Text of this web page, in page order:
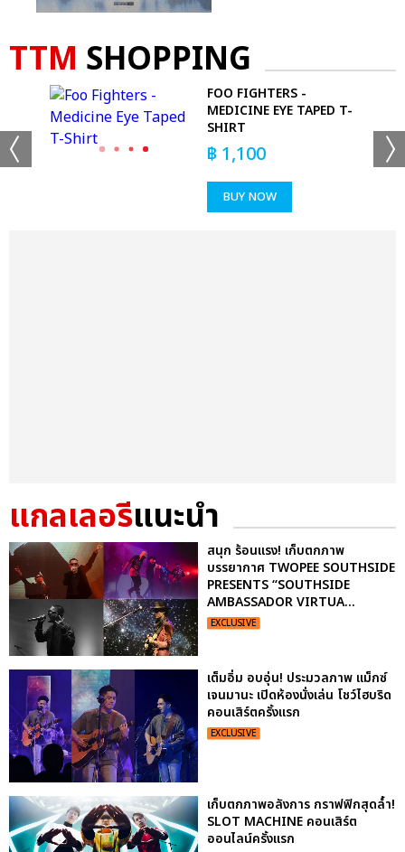
TTM SHOPPING
FOO FIGHTERS -
MEDICINE EYE TAPED T-
SHIRT
฿ 1,100
BUY NOW
แกลเลอรีแนะนำ
สนุก ร้อนแรง! เก็บตกภาพ
บรรยากาศ TWOPEE SOUTHSIDE
PRESENTS “SOUTHSIDE
AMBASSADOR VIRTUA...
EXCLUSIVE
เต็มอิ่ม อบอุ่น! ประมวลภาพ แม็กซ์
เจนมานะ เปิดห้องนั่งเล่น โชว์ไฮบริด
คอนเสิร์ตครั้งแรก
EXCLUSIVE
เก็บตกภาพอลังการ กราฟฟิกสุดล้ำ!
SLOT MACHINE คอนเสิร์ต
ออนไลน์ครั้งแรก